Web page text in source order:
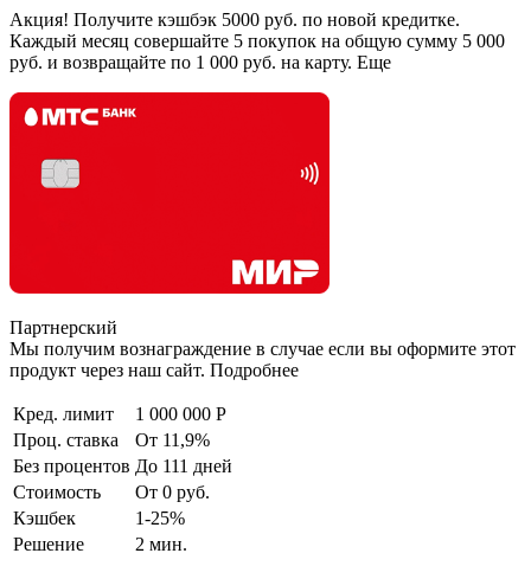
Акция! Получите кэшбэк 5000 руб. по новой кредитке.
Каждый месяц совершайте 5 покупок на общую сумму 5 000
руб. и возвращайте по 1 000 руб. на карту. Еще
Партнерский
Мы получим вознаграждение в случае если вы оформите этот
продукт через наш сайт. Подробнее
Кред. лимит
1 000 000 Р
Проц. ставка
От 11,9%
Без процентов До 111 дней
Стоимость
От 0 руб.
Кэшбек
1-25%
Решение
2 мин.